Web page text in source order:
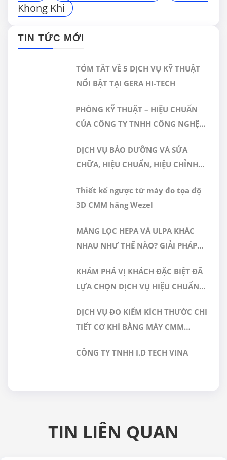
Khong Khi
TIN TỨC MỚI
TÓM TẮT VỀ 5 DỊCH VỤ KỸ THUẬT
NỔI BẬT TẠI GERA HI-TECH
PHÒNG KỸ THUẬT – HIỆU CHUẨN
CỦA CÔNG TY TNHH CÔNG NGHỆ
NHẬN ĐÁP ỨNG TIÊU CHUẨN
ISO/IEC 17025:2017
DỊCH VỤ BẢO DƯỠNG VÀ SỬA
CHỮA, HIỆU CHUẨN, HIỆU CHỈNH
Thiết kế ngược từ máy đo tọa độ
3D CMM hãng Wezel
MÀNG LỌC HEPA VÀ ULPA KHÁC
NHAU NHƯ THẾ NÀO? GIẢI PHÁP
DƯỢC PHẨM
KHÁM PHÁ VỊ KHÁCH ĐẶC BIỆT ĐÃ
LỰA CHỌN DỊCH VỤ HIỆU CHUẨN
DỊCH VỤ ĐO KIỂM KÍCH THƯỚC CHI
TIẾT CƠ KHÍ BẰNG MÁY CMM
VIỆT NAM
CÔNG TY TNHH I.D TECH VINA
TIN LIÊN QUAN